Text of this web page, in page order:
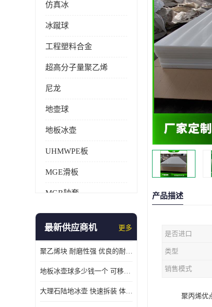
仿真冰
冰蹴球
工程塑料合金
超高分子量聚乙烯
尼龙
地壶球
地板冰壶
UHMWPE板
MGE滑板
MGB轴套
旱地冰壶
MGA滑板滑块
MGE滑板滑块
最新供应商机 更多
聚乙烯块 耐磨性强 优良的耐低温
地板冰壶球多少钱一个 可移动 可拆装 滑行阻力小
大理石陆地冰壶 快速拆装 体积小 重量轻
产品描述
是否进口
类型
销售模式
聚丙烯优